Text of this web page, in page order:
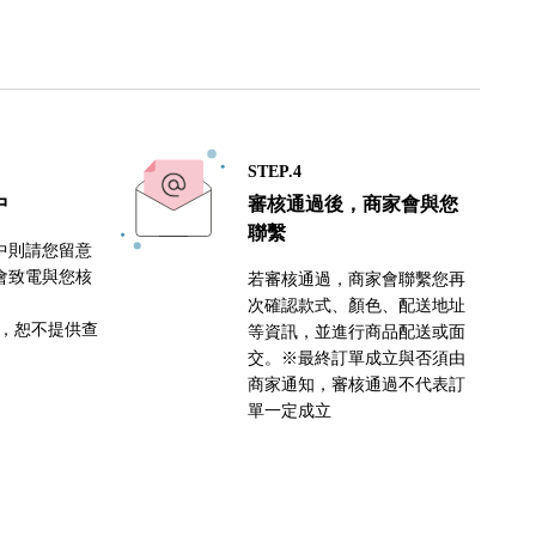
則請您留意
致電與您核
恕不提供查
STEP.4
審核通過後，商家會與您
聯繫
若審核通過，商家會聯繫您再
次確認款式、顏色、配送地址
等資訊，並進行商品配送或面
交。※最終訂單成立與否須由
商家通知，審核通過不代表訂
單一定成立